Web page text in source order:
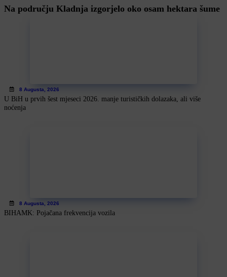
Na području Kladnja izgorjelo oko osam hektara šume
8 Augusta, 2026
U BiH u prvih šest mjeseci 2026. manje turističkih dolazaka, ali više
noćenja
8 Augusta, 2026
BIHAMK: Pojačana frekvencija vozila